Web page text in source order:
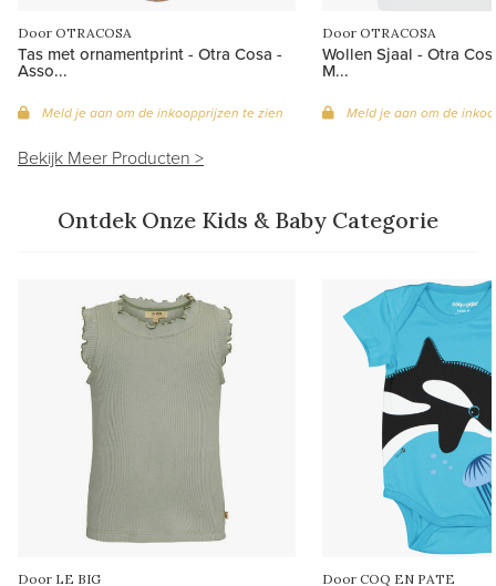
Door OTRACOSA
Tas met ornamentprint - Otra Cosa -
Asso...
Meld je aan om de inkoopprijzen te zien
Door OTRACOSA
Wollen Sjaal - Otra
M...
Meld je aan om de
Bekijk Meer Producten >
Ontdek Onze Kids & Baby Categorie
Door LE BIG Door COQ EN PATE